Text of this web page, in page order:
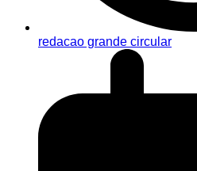
redacao grande circular